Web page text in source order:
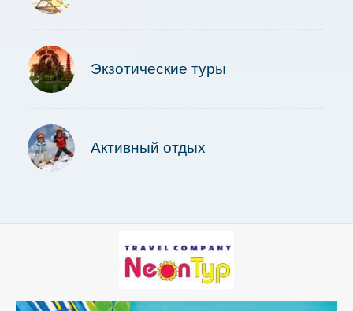
Экзотические туры
Активный отдых